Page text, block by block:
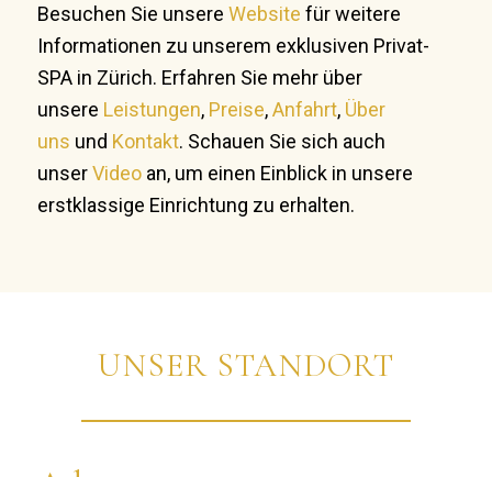
Besuchen Sie unsere Website für weitere
Informationen zu unserem exklusiven Privat-
SPA in Zürich. Erfahren Sie mehr über
unsere Leistungen, Preise,Anfahrt, Über
uns und Kontakt. Schauen Sie sich auch
unserVideoan, um einen Einblick in unsere
erstklassige Einrichtung zu erhalten.
UNSER STANDORT